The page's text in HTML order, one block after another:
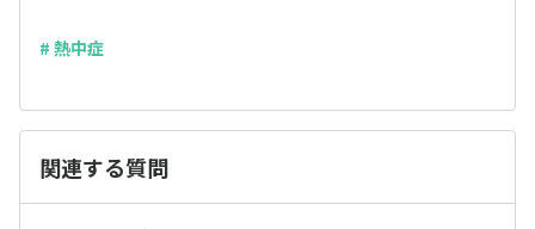
# 熱中症
関連する質問